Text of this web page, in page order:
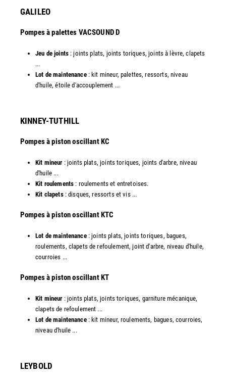
GALILEO
Pompes à palettes VACSOUND D
Jeu de joints : joints plats, joints toriques, joints à lèvre, clapets
...
Lot de maintenance: kit mineur, palettes, ressorts, niveau
d'huile, étoile d'accouplement ...​​
KINNEY-TUTHILL
Pompes à piston oscillant KC
Kit mineur : joints plats, joints toriques, joints d'arbre, niveau
d'huile ...
Kit roulements : roulements et entretoises.
Kit clapets: disques, ressorts et vis ...
​Pompes à piston oscillant KTC
Lot de maintenance : joints plats, joints toriques, bagues,
roulements, clapets de refoulement, joint d'arbre, niveau d'huile,
courroies ...
​Pompes à piston oscillant KT
Kit mineur : joints plats, joints toriques, garniture mécanique,
clapets de refoulement ...
Lot de maintenance: kit mineur, roulements, bagues, courroies,
niveau d'huile ...​
LEYBOLD